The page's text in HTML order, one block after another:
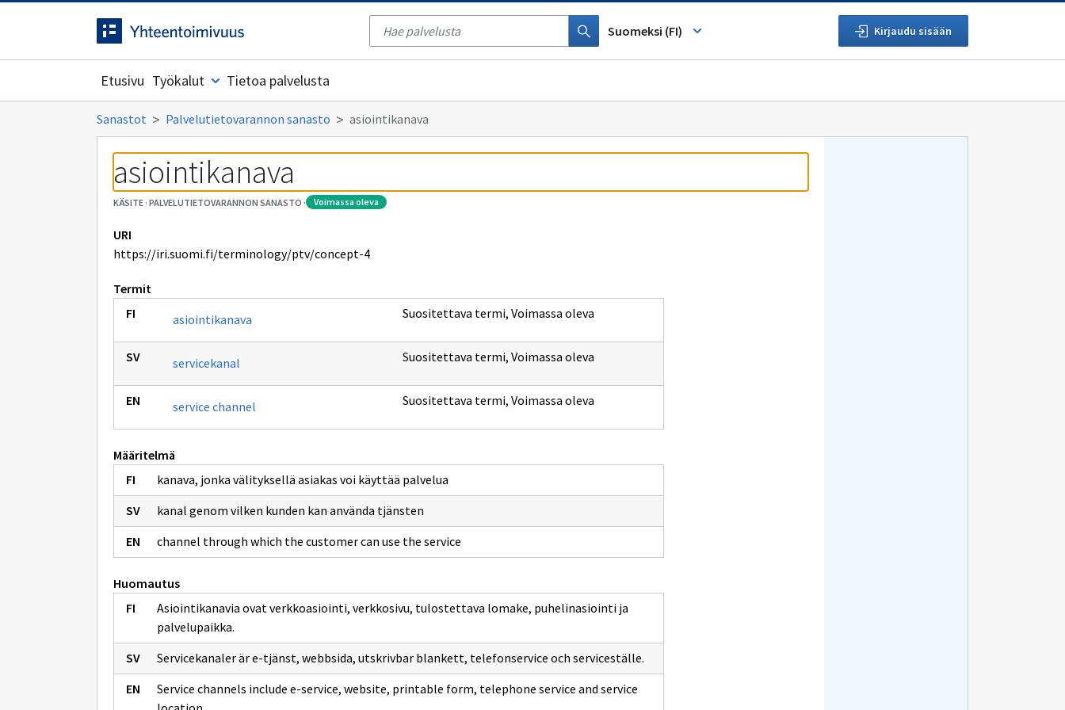
Siirrytty
Tyhjennä
haku
Suomeksi (FI) Kirjaudu sisään
Etusivu Työkalut Tietoa palvelusta
Sanastot Palvelutietovarannon sanasto asiointikanava
asiointikanava
KÄSITE· PALVELUTIETOVARANNON SANASTO · voimassa oleva
URI
https://iri.suomi.fi/terminology/ptv/concept-4
Termit
asiointikanava
Suositettava termi, Voimassa oleva
servicekanal Suositettava termi, Voimassa oleva
service channel Suositettava termi, Voimassa oleva
Määritelmä
kanava, jonka välityksellä asiakas voi käyttää palvelua
kanal genom vilken kunden kan använda tjänsten
channel through which the customer can use the service
Huomautus
Asiointikanavia ovat verkkoasiointi, verkkosivu, tulostettava lomake, puhelinasiointi ja
palvelupaikka.
Servicekanaler är e-tjänst, webbsida, utskrivbar blankett, telefonservice och serviceställe.
Service channels include e-service, website, printable form, telephone service and service